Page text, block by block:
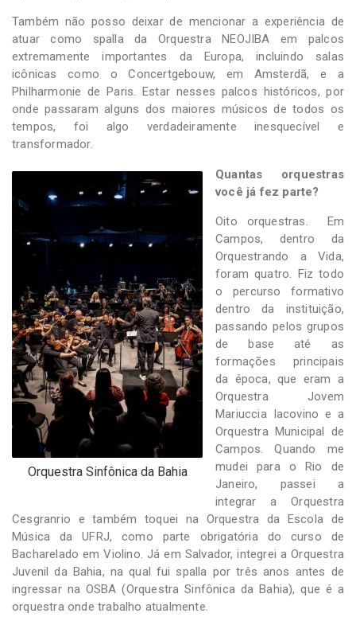
Também não posso deixar de mencionar a experiência de
atuar como spalla da Orquestra NEOJIBA em palcos
extremamente importantes da Europa, incluindo salas
icônicas como o Concertgebouw, em Amsterdã, e a
Philharmonie de Paris. Estar nesses palcos históricos, por
onde passaram alguns dos maiores músicos de todos os
tempos, foi algo verdadeiramente inesquecível e
transformador.
Orquestra Sinfônica da Bahia
Quantas orquestras
você já fez parte?
Oito orquestras. Em
Campos, dentro da
Orquestrando a Vida,
foram quatro. Fiz todo
o percurso formativo
dentro da instituição,
passando pelos grupos
de base até as
formações principais
da época, que eram a
Orquestra Jovem
Mariuccia Iacovino e a
Orquestra Municipal de
Campos. Quando me
mudei para o Rio de
Janeiro, passei a
integrar a Orquestra
Cesgranrio e também toquei na Orquestra da Escola de
Música da UFRJ, como parte obrigatória do curso de
Bacharelado em Violino. Já em Salvador, integrei a Orquestra
Juvenil da Bahia, na qual fui spalla por três anos antes de
ingressar na OSBA (Orquestra Sinfônica da Bahia), que é a
orquestra onde trabalho atualmente.